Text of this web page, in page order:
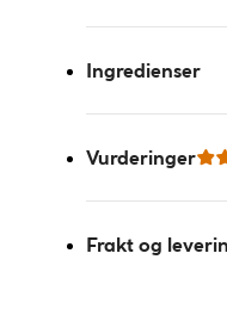
Ingredienser
Vurderinger
Frakt og